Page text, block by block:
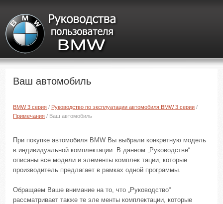
Ваш автомобиль
BMW 3 серия / Руководство по эксплуатации автомобиля BMW 3 серии /
Примечания / Ваш автомобиль
При покупке автомобиля BMW Вы выбрали конкретную модель
в индивидуальной комплектации. В данном „Руководстве“
описаны все модели и элементы комплек тации, которые
производитель предлагает в рамках одной программы.
Обращаем Ваше внимание на то, что „Руководство“
рассматривает также те эле менты комплектации, которые